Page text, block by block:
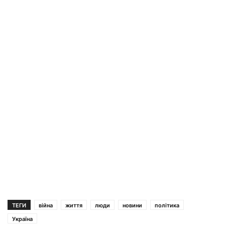
ТЕГИ війна життя люди новини
політика
Україна